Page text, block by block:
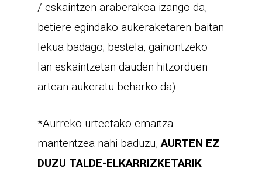
/ eskaintzen araberakoa izango da,
betiere egindako aukeraketaren baitan
lekua badago; bestela, gainontzeko
lan eskaintzetan dauden hitzorduen
artean aukeratu beharko da).
*Aurreko urteetako emaitza
mantentzea nahi baduzu,AURTEN EZ
DUZU TALDE-ELKARRIZKETARIK